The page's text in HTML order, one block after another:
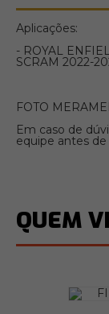
Aplicações:
- ROYAL
SCRAM 2022-
FOTO
Em caso de
equipe antes de
QUEM